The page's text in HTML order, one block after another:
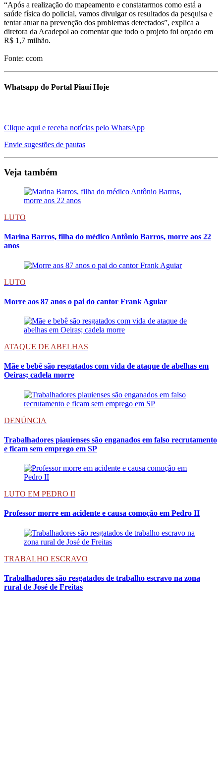
“Após a realização do mapeamento e constatarmos como está a
saúde física do policial, vamos divulgar os resultados da pesquisa e
tentar atuar na prevenção dos problemas detectados”, explica a
diretora da Acadepol ao comentar que todo o projeto foi orçado em
R$ 1,7 milhão.
Fonte: ccom
Whatsapp do Portal Piauí Hoje
Clique aqui e receba notícias pelo WhatsApp
Envie sugestões de pautas
Veja também
LUTO
Marina Barros, filha do médico Antônio Barros, morre aos 22
anos
LUTO
Morre aos 87 anos o pai do cantor Frank Aguiar
ATAQUE DE ABELHAS
Mãe e bebê são resgatados com vida de ataque de abelhas em
Oeiras; cadela morre
DENÚNCIA
Trabalhadores piauienses são enganados em falso recrutamento
e ficam sem emprego em SP
LUTO EM PEDRO II
Professor morre em acidente e causa comoção em Pedro II
TRABALHO ESCRAVO
Trabalhadores são resgatados de trabalho escravo na zona
rural de José de Freitas